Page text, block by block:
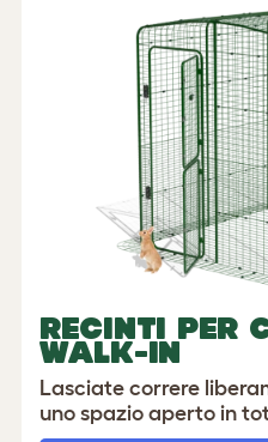
RECINTI PER
WALK-IN
Lasciate correre
uno spazio aperto in